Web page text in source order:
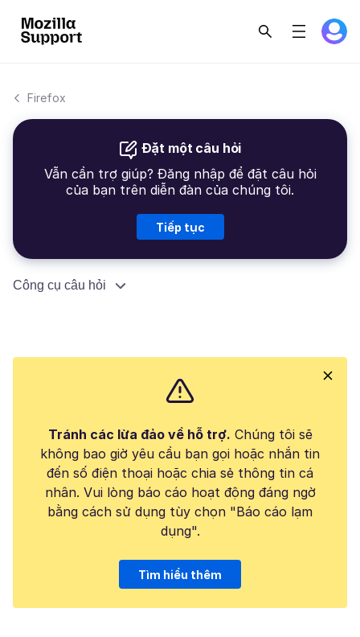
Firefox
Đặt một câu hỏi
Vẫn cần trợ giúp? Đăng nhập để đặt câu hỏi
của bạn trên diễn đàn của chúng tôi.
Tiếp tục
Công cụ câu hỏi
Tránh các lừa đảo về hỗ trợ. Chúng tôi sẽ
không bao giờ yêu cầu bạn gọi hoặc nhắn tin
đến số điện thoại hoặc chia sẻ thông tin cá
nhân. Vui lòng báo cáo hoạt động đáng ngờ
bằng cách sử dụng tùy chọn "Báo cáo lạm
dụng".
Tìm hiểu thêm